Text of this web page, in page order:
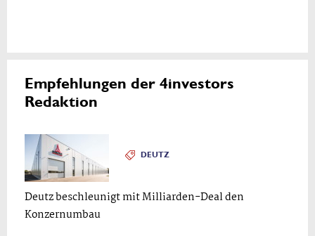
Empfehlungen der 4investors
Redaktion
DEUTZ
Deutz beschleunigt mit Milliarden-Deal den
Konzernumbau